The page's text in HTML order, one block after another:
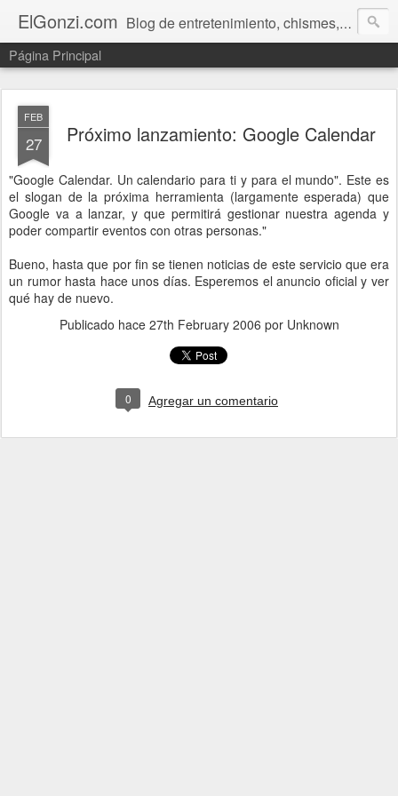
ElGonzi.com Blog de entretenimiento, chismes, humor, farándula, curiosidades, ovnis, noticias calientes, fotos, videos, paranormal y ¡más!
Página Principal
FEB
27 Próximo lanzamiento: Google Calendar
"Google Calendar. Un calendario para ti y para el mundo". Este es
el slogan de la próxima herramienta (largamente esperada) que
Google va a lanzar, y que permitirá gestionar nuestra agenda y
poder compartir eventos con otras personas."
Bueno, hasta que por fin se tienen noticias de este servicio que era
un rumor hasta hace unos días. Esperemos el anuncio oficial y ver
qué hay de nuevo.
Publicado hace 27th February 2006 por Unknown
0 Agregar un comentario